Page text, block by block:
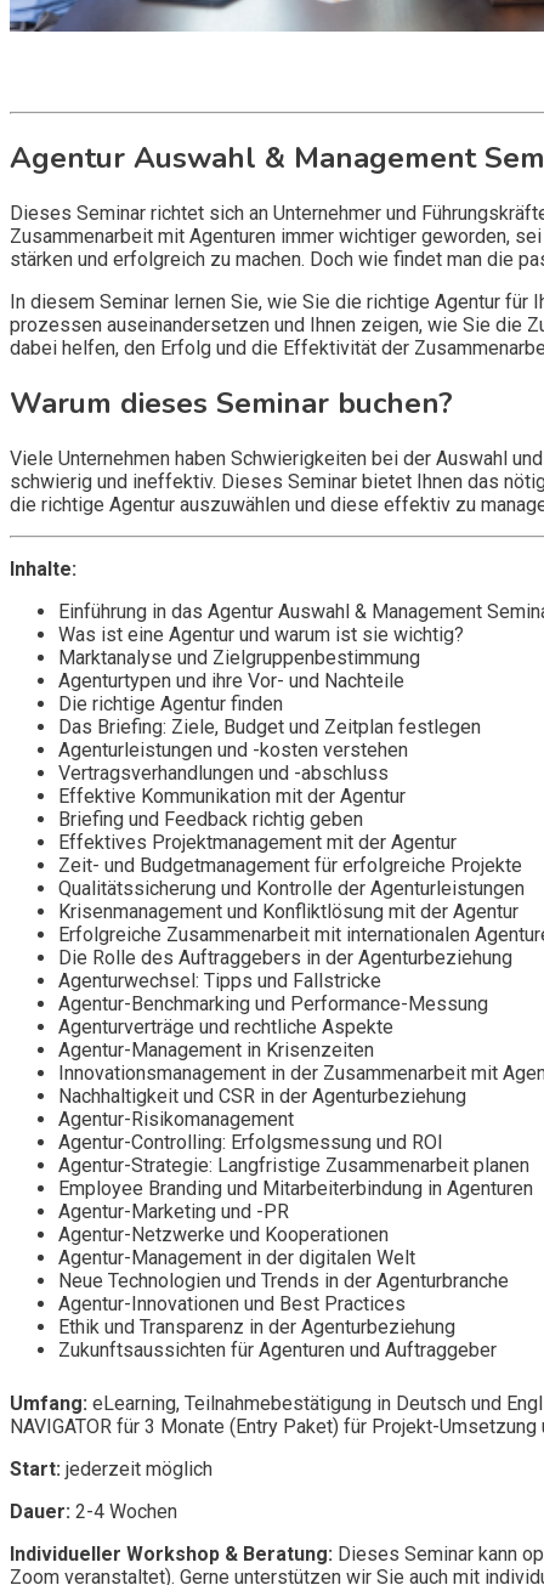
Agentur Auswahl & Management
Dieses Seminar richtet sich an Unternehmer und
Zusammenarbeit mit Agenturen immer wichtiger geworden,
stärken und erfolgreich zu machen. Doch wie findet man die
In diesem Seminar lernen Sie, wie Sie die richtige Agentur für
prozessen auseinandersetzen und Ihnen zeigen, wie Sie die
dabei helfen, den Erfolg und die Effektivität der
Warum dieses Seminar buchen?
Viele Unternehmen haben Schwierigkeiten bei der Auswahl
schwierig und ineffektiv. Dieses Seminar bietet Ihnen das
die richtige Agentur auszuwählen und diese effektiv zu
Inhalte:
Einführung in das Agentur Auswahl & Management
Was ist eine Agentur und warum ist sie wichtig?
Marktanalyse und Zielgruppenbestimmung
Agenturtypen und ihre Vor- und Nachteile
Die richtige Agentur finden
Das Briefing: Ziele, Budget und Zeitplan festlegen
Agenturleistungen und -kosten verstehen
Vertragsverhandlungen und -abschluss
Effektive Kommunikation mit der Agentur
Briefing und Feedback richtig geben
Effektives Projektmanagement mit der Agentur
Zeit- und Budgetmanagement für erfolgreiche Projekte
Qualitätssicherung und Kontrolle der Agenturleistungen
Krisenmanagement und Konfliktlösung mit der Agentur
Erfolgreiche Zusammenarbeit mit internationalen
Die Rolle des Auftraggebers in der Agenturbeziehung
Agenturwechsel: Tipps und Fallstricke
Agentur-Benchmarking und Performance-Messung
Agenturverträge und rechtliche Aspekte
Agentur-Management in Krisenzeiten
Innovationsmanagement in der Zusammenarbeit mit
Nachhaltigkeit und CSR in der Agenturbeziehung
Agentur-Risikomanagement
Agentur-Controlling: Erfolgsmessung und ROI
Agentur-Strategie: Langfristige Zusammenarbeit planen
Employee Branding und Mitarbeiterbindung in Agenturen
Agentur-Marketing und -PR
Agentur-Netzwerke und Kooperationen
Agentur-Management in der digitalen Welt
Neue Technologien und Trends in der Agenturbranche
Agentur-Innovationen und Best Practices
Ethik und Transparenz in der Agenturbeziehung
Zukunftsaussichten für Agenturen und Auftraggeber
Umfang: eLearning, Teilnahmebestätigung in Deutsch und
NAVIGATOR für 3 Monate (Entry Paket) für Projekt-
Start: jederzeit möglich
Dauer: 2-4 Wochen
Individueller Workshop & Beratung: Dieses Seminar kann
Zoom veranstaltet). Gerne unterstützen wir Sie auch mit